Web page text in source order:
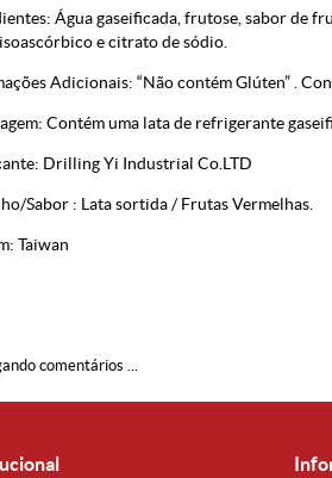
Água gaseificada, frutose, sabor de
e citrato de sódio.
Adicionais: “Não contém Glúten” .
Contém uma lata de refrigerante
Drilling Yi Industrial Co.LTD
Sabor : Lata sortida / Frutas Vermelhas.
Taiwan
comentários ...